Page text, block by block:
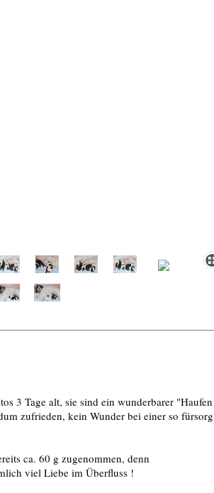
3 Tage alt, sie sind ein wunderbarer "Haufen
zufrieden, kein Wunder bei einer so
ca. 60 g zugenommen, denn
viel Liebe im Überfluss !